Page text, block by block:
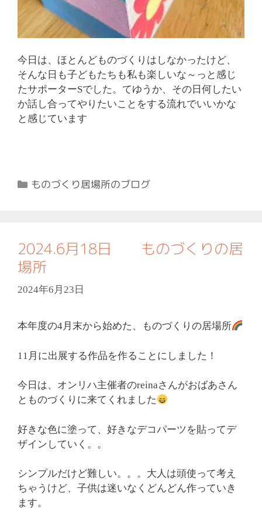
今日は、ほとんどものづくりはしなかったけど、
そんな日も子どもたちも私も楽しいな～っと感じ
たサポーターSでした。てゆうか、その日何したい
か話し合ってやりたいことをする流れでいいかな
と感じています
カ
ー
ものづくり居場所のブログ
2024.6月18日 ものづくりの居
場所
2024年6月23日
本年度の4月末から始めた、ものづくりの居場所
11月に出展する作品を作ることにしました！
今日は、オンリハ主催者のreinaさんがおばあさん
とものづくりに来てくれました
好きな色に塗って、好きなデコパーツを貼ってデ
ザインしていく。。
シンプルだけど難しい。。。大人は頭使って考え
ちゃうけど、子供は迷いなくどんどん作っていき
ます。